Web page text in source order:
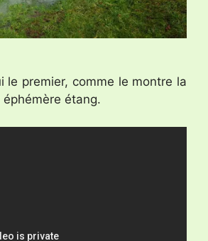
le premier, comme le montre la
étang.